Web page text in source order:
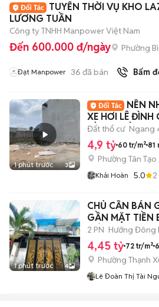
TUYỂN THỜI VỤ KHO
LƯƠNG TUẦN
Công ty TNHH Manpower Việt Nam
Đến 600.000 đ/ngày Phường
Đạt Manpower 36 đã bán Bấm
1 phút trước 3
NỀN
XE HƠI LÊ ĐÌNH
HỒNG, GẦN
Đất thổ cư Ngang
4,9 tỷ 60 tr/m² 81
Phường Tân Tạo
Khải Hoàn 5.0 2
1 phút trước 4
CHỦ CẦN BÁN
GẦN MẶT TIỀN
MÁT .
2 PN Hướng Đông
4,45 tỷ 72 tr/m²
Phường Thạnh
Lê Đoàn Thị Tài